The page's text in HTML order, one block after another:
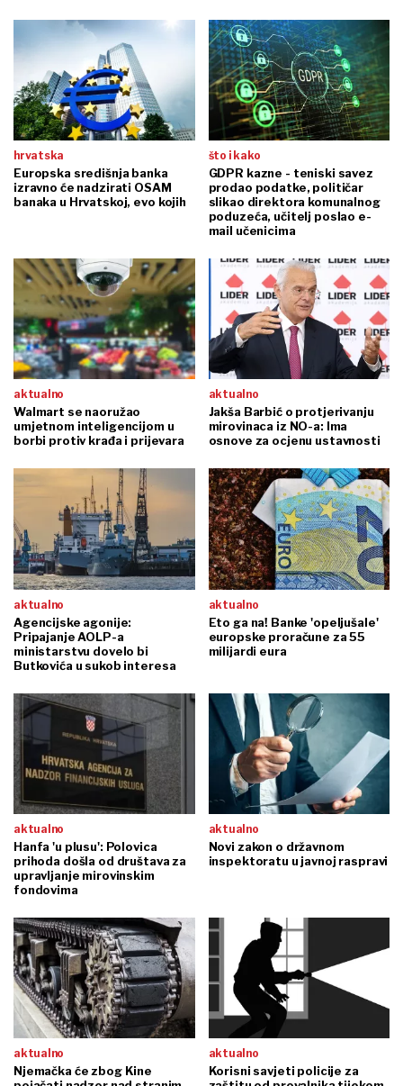
hrvatska
Europska središnja banka
izravno će nadzirati OSAM
banaka u Hrvatskoj, evo kojih
što i kako
GDPR kazne - teniski savez
prodao podatke, političar
slikao direktora komunalnog
poduzeća, učitelj poslao e-
mail učenicima
aktualno
Walmart se naoružao
umjetnom inteligencijom u
borbi protiv krađa i prijevara
aktualno
Jakša Barbić o protjerivanju
mirovinaca iz NO-a: Ima
osnove za ocjenu ustavnosti
aktualno
Agencijske agonije:
Pripajanje AOLP-a
ministarstvu dovelo bi
Butkovića u sukob interesa
aktualno
Eto ga na! Banke 'opeljušale'
europske proračune za 55
milijardi eura
aktualno
Hanfa 'u plusu': Polovica
prihoda došla od društava za
upravljanje mirovinskim
fondovima
aktualno
Novi zakon o državnom
inspektoratu u javnoj raspravi
aktualno
Njemačka će zbog Kine
aktualno
Korisni savjeti policije za